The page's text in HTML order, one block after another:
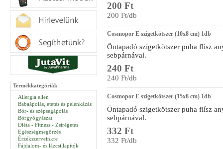
Termékkategóriák
Allergia ellen
Babaápolás, etetés és pelenkázás
Bőr- és szépségápolás
Bőrgyógyászat
Diéta - Fitness - Zsírégetés
Egészségmegőrzés
Érzékszerveinkre
Fájdalom- és lázcsillapítók
200 Ft
200 Ft/db
Cosmopor E szigetkötszer (10x8 cm) 1db
Öntapadó szigetkötszer puha flísz
sebpárnával.
240 Ft
240 Ft/db
Cosmopor E szigetkötszer (15x8 cm) 1db
Öntapadó szigetkötszer puha flísz
sebpárnával.
332 Ft
332 Ft/db